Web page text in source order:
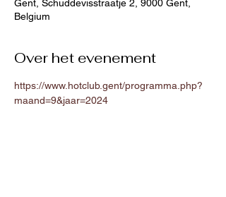
Gent, Schuddevisstraatje 2, 9000 Gent,
Belgium
Over het evenement
https://www.hotclub.gent/programma.php?
maand=9&jaar=2024